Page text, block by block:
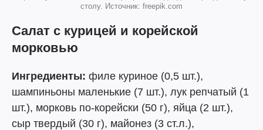
столу. Источник: freepik.com
Салат с курицей и корейской
морковью
Ингредиенты: филе куриное (0,5 шт.),
шампиньоны маленькие (7 шт.), лук репчатый (1
шт.), морковь по-корейски (50 г), яйца (2 шт.),
сыр твердый (30 г), майонез (3 ст.л.),